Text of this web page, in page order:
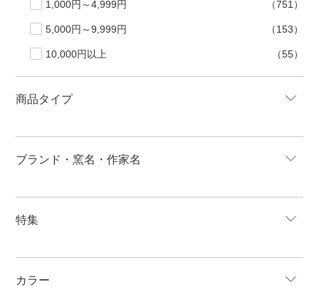
1,000円～4,999円 （751）
5,000円～9,999円 （153）
10,000円以上 （55）
商品タイプ
ブランド・窯名・作家名
特集
カラー